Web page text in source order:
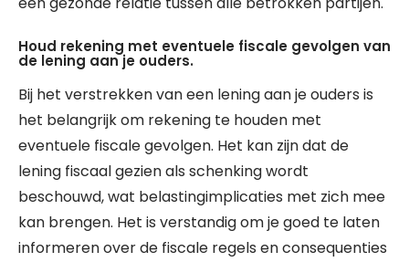
Houd rekening met eventuele fiscale gevolgen van
de lening aan je ouders.
Bij het verstrekken van een lening aan je ouders is
het belangrijk om rekening te houden met
eventuele fiscale gevolgen. Het kan zijn dat de
lening fiscaal gezien als schenking wordt
beschouwd, wat belastingimplicaties met zich mee
kan brengen. Het is verstandig om je goed te laten
informeren over de fiscale regels en consequenties